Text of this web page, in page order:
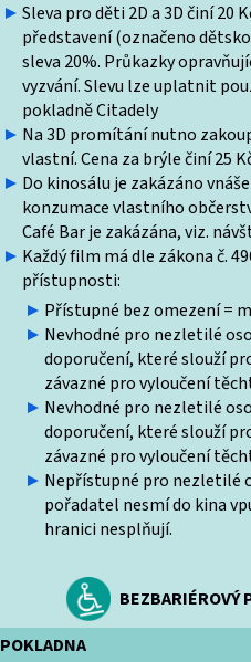
Sleva pro děti 2D a 3D činí 20
představení (označeno
sleva 20%. Průkazky
vyzvání. Slevu lze uplatnit
pokladně Citadely
Na 3D promítání nutno
vlastní. Cena za brýle činí 25
Do kinosálu je zakázáno
konzumace vlastního
Café Bar je zakázána, viz.
Každý film má dle zákona č.
přístupnosti:
Přístupné bez omezení =
Nevhodné pro nezletilé
doporučení, které slouží
závazné pro vyloučení
Nevhodné pro nezletilé
doporučení, které slouží
závazné pro vyloučení
Nepřístupné pro nezletilé
pořadatel nesmí do kina
hranici nesplňují.
POKLADNA